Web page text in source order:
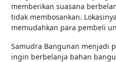
memberikan suasana
tidak membosankan.
memudahkan para pembeli
Samudra Bangunan menjadi
ingin berbelanja bahan